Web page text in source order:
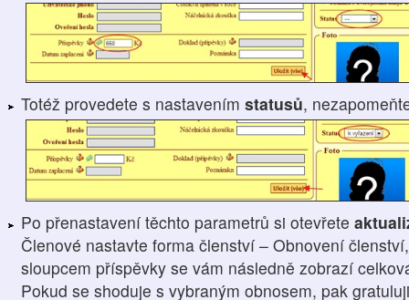
Totéž provedete s nastavením statusů,
Po přenastavení těchto parametrů si otevřete
Členové nastavte forma členství – Obnovení
sloupcem příspěvky se vám následně zobrazí
Pokud se shoduje s vybraným obnosem, pak